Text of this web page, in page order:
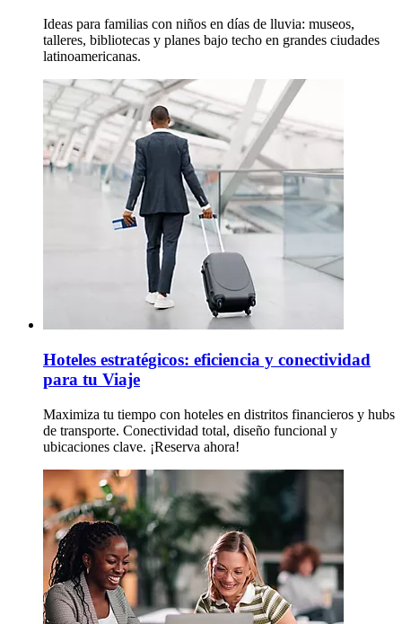
Ideas para familias con niños en días de lluvia: museos,
talleres, bibliotecas y planes bajo techo en grandes ciudades
latinoamericanas.
Hoteles estratégicos: eficiencia y conectividad
para tu Viaje
Maximiza tu tiempo con hoteles en distritos financieros y hubs
de transporte. Conectividad total, diseño funcional y
ubicaciones clave. ¡Reserva ahora!